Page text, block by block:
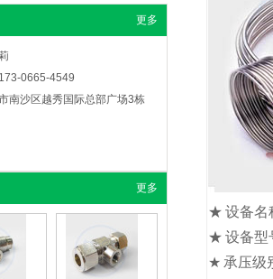
更多
0665-4549
南沙区越秀国际总部广场3栋
更多
头 不锈钢空心喷头
喷头底
式）
特质红宝石喷头底
座（卡扣式）
游乐场
雾森降温-工厂车
造景
室外降温—喷雾降
温设备
★ 设备名
★ 设备型
★ 承压级